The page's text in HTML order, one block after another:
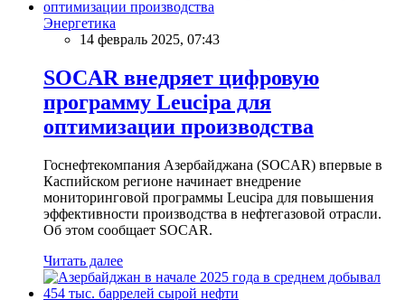
Энергетика
14 февраль 2025, 07:43
SOCAR внедряет цифровую
программу Leucipa для
оптимизации производства
Госнефтекомпания Азербайджана (SOCAR) впервые в
Каспийском регионе начинает внедрение
мониторинговой программы Leucipa для повышения
эффективности производства в нефтегазовой отрасли.
Об этом сообщает SOCAR.
Читать далее